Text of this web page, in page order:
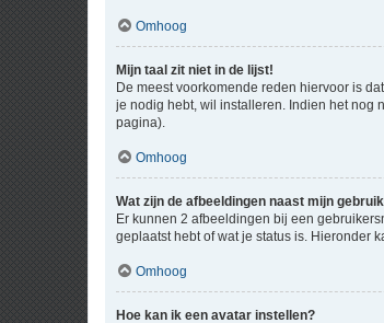
Omhoog
Mijn taal zit niet in de lijst!
De meest voorkomende reden hiervoor is
je nodig hebt, wil installeren. Indien het nog
pagina).
Omhoog
Wat zijn de afbeeldingen naast mijn
Er kunnen 2 afbeeldingen bij een
geplaatst hebt of wat je status is. Hieronder
Omhoog
Hoe kan ik een avatar instellen?